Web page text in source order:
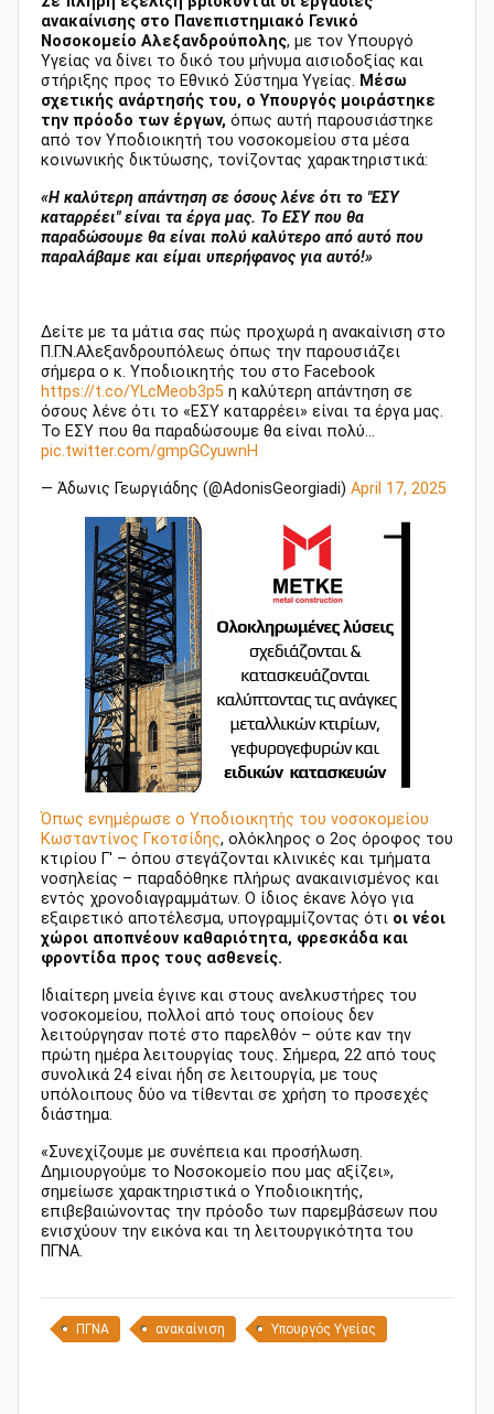
ανακαίνισης στο Πανεπιστημιακό Γενικό
Νοσοκομείο Αλεξανδρούπολης, με τον Υπουργό
Υγείας να δίνει το δικό του μήνυμα αισιοδοξίας και
στήριξης προς το Εθνικό Σύστημα Υγείας. Μέσω
σχετικής ανάρτησής του, ο Υπουργός μοιράστηκε
την πρόοδο των έργων, όπως αυτή παρουσιάστηκε
από τον Υποδιοικητή του νοσοκομείου στα μέσα
κοινωνικής δικτύωσης, τονίζοντας χαρακτηριστικά:
«Η καλύτερη απάντηση σε όσους λένε ότι το "ΕΣΥ
καταρρέει" είναι τα έργα μας. Το ΕΣΥ που θα
παραδώσουμε θα είναι πολύ καλύτερο από αυτό που
παραλάβαμε και είμαι υπερήφανος για αυτό!»
Δείτε με τα μάτια σας πώς προχωρά η ανακαίνιση στο
Π.Γ.Ν.Αλεξανδρουπόλεως όπως την παρουσιάζει
σήμερα ο κ. Υποδιοικητής του στο Facebook
https://t.co/YLcMeob3p5 η καλύτερη απάντηση σε
όσους λένε ότι το «ΕΣΥ καταρρέει» είναι τα έργα μας.
Το ΕΣΥ που θα παραδώσουμε θα είναι πολύ…
pic.twitter.com/gmpGCyuwnH
— Άδωνις Γεωργιάδης (@AdonisGeorgiadi) April 17, 2025
Όπως ενημέρωσε ο Υποδιοικητής του νοσοκομείου
Κωσταντίνος Γκοτσίδης, ολόκληρος ο 2ος όροφος του
κτιρίου Γ' – όπου στεγάζονται κλινικές και τμήματα
νοσηλείας – παραδόθηκε πλήρως ανακαινισμένος και
εντός χρονοδιαγραμμάτων. Ο ίδιος έκανε λόγο για
εξαιρετικό αποτέλεσμα, υπογραμμίζοντας ότι οι νέοι
χώροι αποπνέουν καθαριότητα, φρεσκάδα και
φροντίδα προς τους ασθενείς.
Ιδιαίτερη μνεία έγινε και στους ανελκυστήρες του
νοσοκομείου, πολλοί από τους οποίους δεν
λειτούργησαν ποτέ στο παρελθόν – ούτε καν την
πρώτη ημέρα λειτουργίας τους. Σήμερα, 22 από τους
συνολικά 24 είναι ήδη σε λειτουργία, με τους
υπόλοιπους δύο να τίθενται σε χρήση το προσεχές
διάστημα.
«Συνεχίζουμε με συνέπεια και προσήλωση.
Δημιουργούμε το Νοσοκομείο που μας αξίζει»,
σημείωσε χαρακτηριστικά ο Υποδιοικητής,
επιβεβαιώνοντας την πρόοδο των παρεμβάσεων που
ενισχύουν την εικόνα και τη λειτουργικότητα του
ΠΓΝΑ.
ΠΓΝΑ ανακαίνιση Υπουργός Υγείας